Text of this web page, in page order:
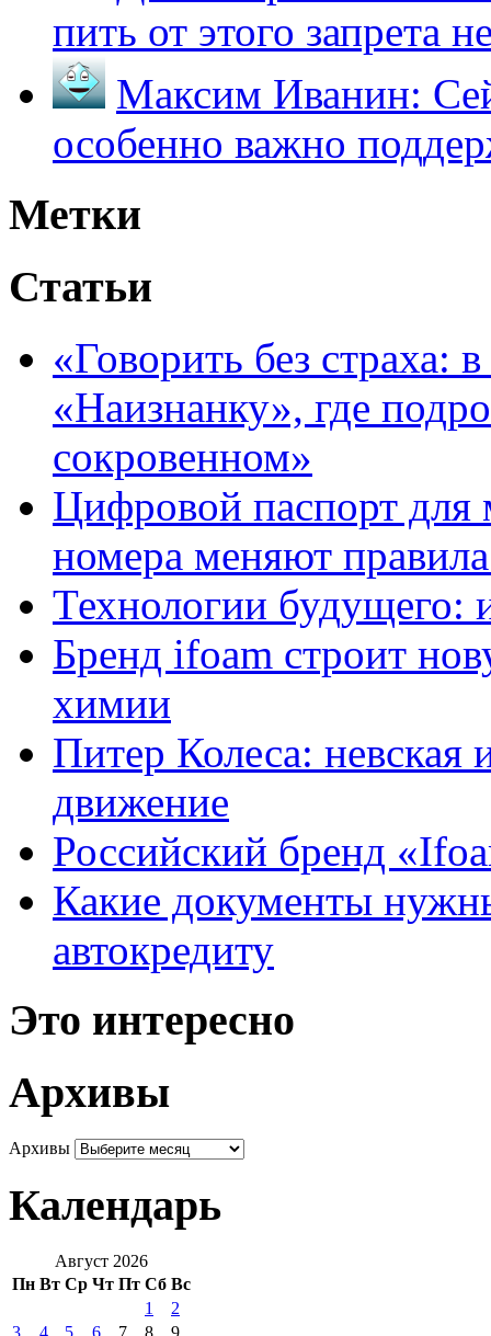
пить от этого запрета
Максим Иванин:
особенно важно
Метки
Статьи
«Говорить без страха:
«Наизнанку», где
сокровенном»
Цифровой паспорт для
номера меняют
Технологии будущего:
Бренд ifoam строит
химии
Питер Колеса: невская
движение
Российский бренд
Какие документы
автокредиту
Это интересно
Архивы
Архивы
Календарь
Август 2026
Пн Вт Ср Чт Пт Сб Вс
1
2